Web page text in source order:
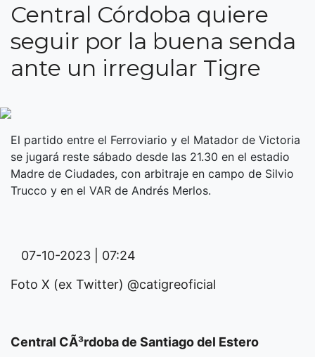
Central Córdoba quiere
seguir por la buena senda
ante un irregular Tigre
El partido entre el Ferroviario y el Matador de Victoria
se jugará reste sábado desde las 21.30 en el estadio
Madre de Ciudades, con arbitraje en campo de Silvio
Trucco y en el VAR de Andrés Merlos.
07-10-2023 | 07:24
Foto X (ex Twitter) @catigreoficial
Central CÃ³rdoba de Santiago del Estero